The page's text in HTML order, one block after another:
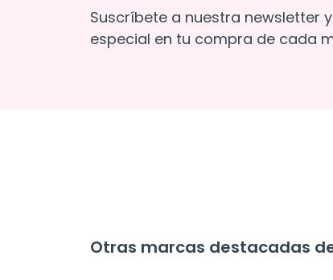
Suscríbete a nuestra newsletter
especial en tu compra de cada
Otras marcas destacadas